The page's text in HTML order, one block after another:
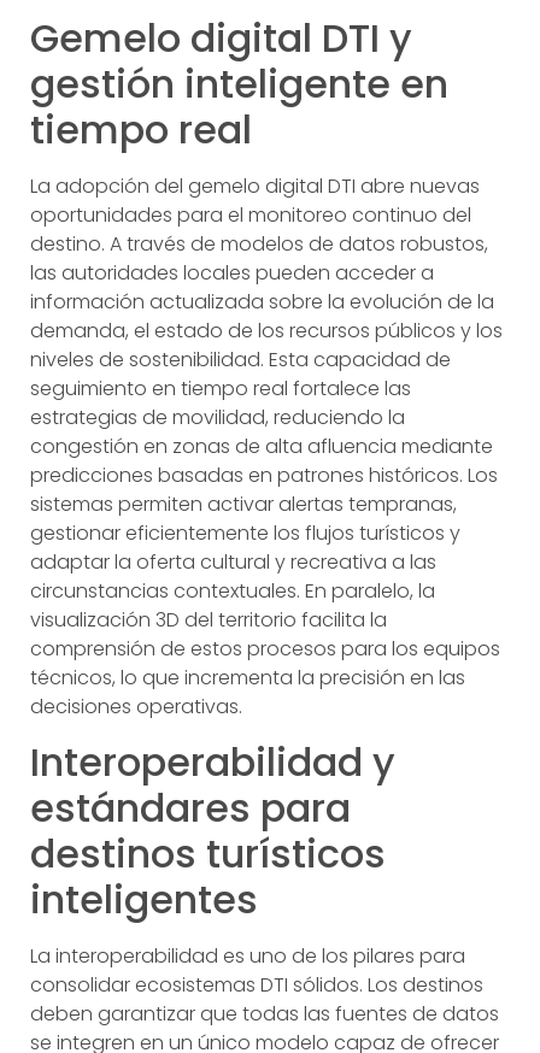
Gemelo digital DTI y
gestión inteligente en
tiempo real
La adopción del gemelo digital DTI abre nuevas
oportunidades para el monitoreo continuo del
destino. A través de modelos de datos robustos,
las autoridades locales pueden acceder a
información actualizada sobre la evolución de la
demanda, el estado de los recursos públicos y los
niveles de sostenibilidad. Esta capacidad de
seguimiento en tiempo real fortalece las
estrategias de movilidad, reduciendo la
congestión en zonas de alta afluencia mediante
predicciones basadas en patrones históricos. Los
sistemas permiten activar alertas tempranas,
gestionar eficientemente los flujos turísticos y
adaptar la oferta cultural y recreativa a las
circunstancias contextuales. En paralelo, la
visualización 3D del territorio facilita la
comprensión de estos procesos para los equipos
técnicos, lo que incrementa la precisión en las
decisiones operativas.
Interoperabilidad y
estándares para
destinos turísticos
inteligentes
La interoperabilidad es uno de los pilares para
consolidar ecosistemas DTI sólidos. Los destinos
deben garantizar que todas las fuentes de datos
se integren en un único modelo capaz de ofrecer